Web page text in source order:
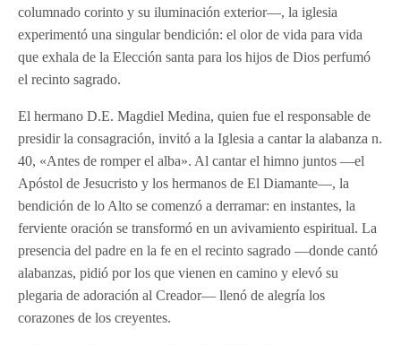
columnado corinto y su iluminación exterior—, la iglesia
experimentó una singular bendición: el olor de vida para vida
que exhala de la Elección santa para los hijos de Dios perfumó
el recinto sagrado.
El hermano D.E. Magdiel Medina, quien fue el responsable de
presidir la consagración, invitó a la Iglesia a cantar la alabanza n.
40, «Antes de romper el alba». Al cantar el himno juntos —el
Apóstol de Jesucristo y los hermanos de El Diamante—, la
bendición de lo Alto se comenzó a derramar: en instantes, la
ferviente oración se transformó en un avivamiento espiritual. La
presencia del padre en la fe en el recinto sagrado —donde cantó
alabanzas, pidió por los que vienen en camino y elevó su
plegaria de adoración al Creador— llenó de alegría los
corazones de los creyentes.